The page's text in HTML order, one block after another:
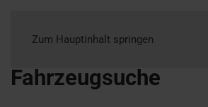
Zum Hauptinhalt springen
Fahrzeugsuche